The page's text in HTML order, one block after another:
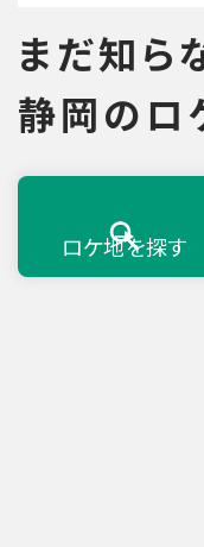
まだ知ら
静岡のロ
ロケ地を探す